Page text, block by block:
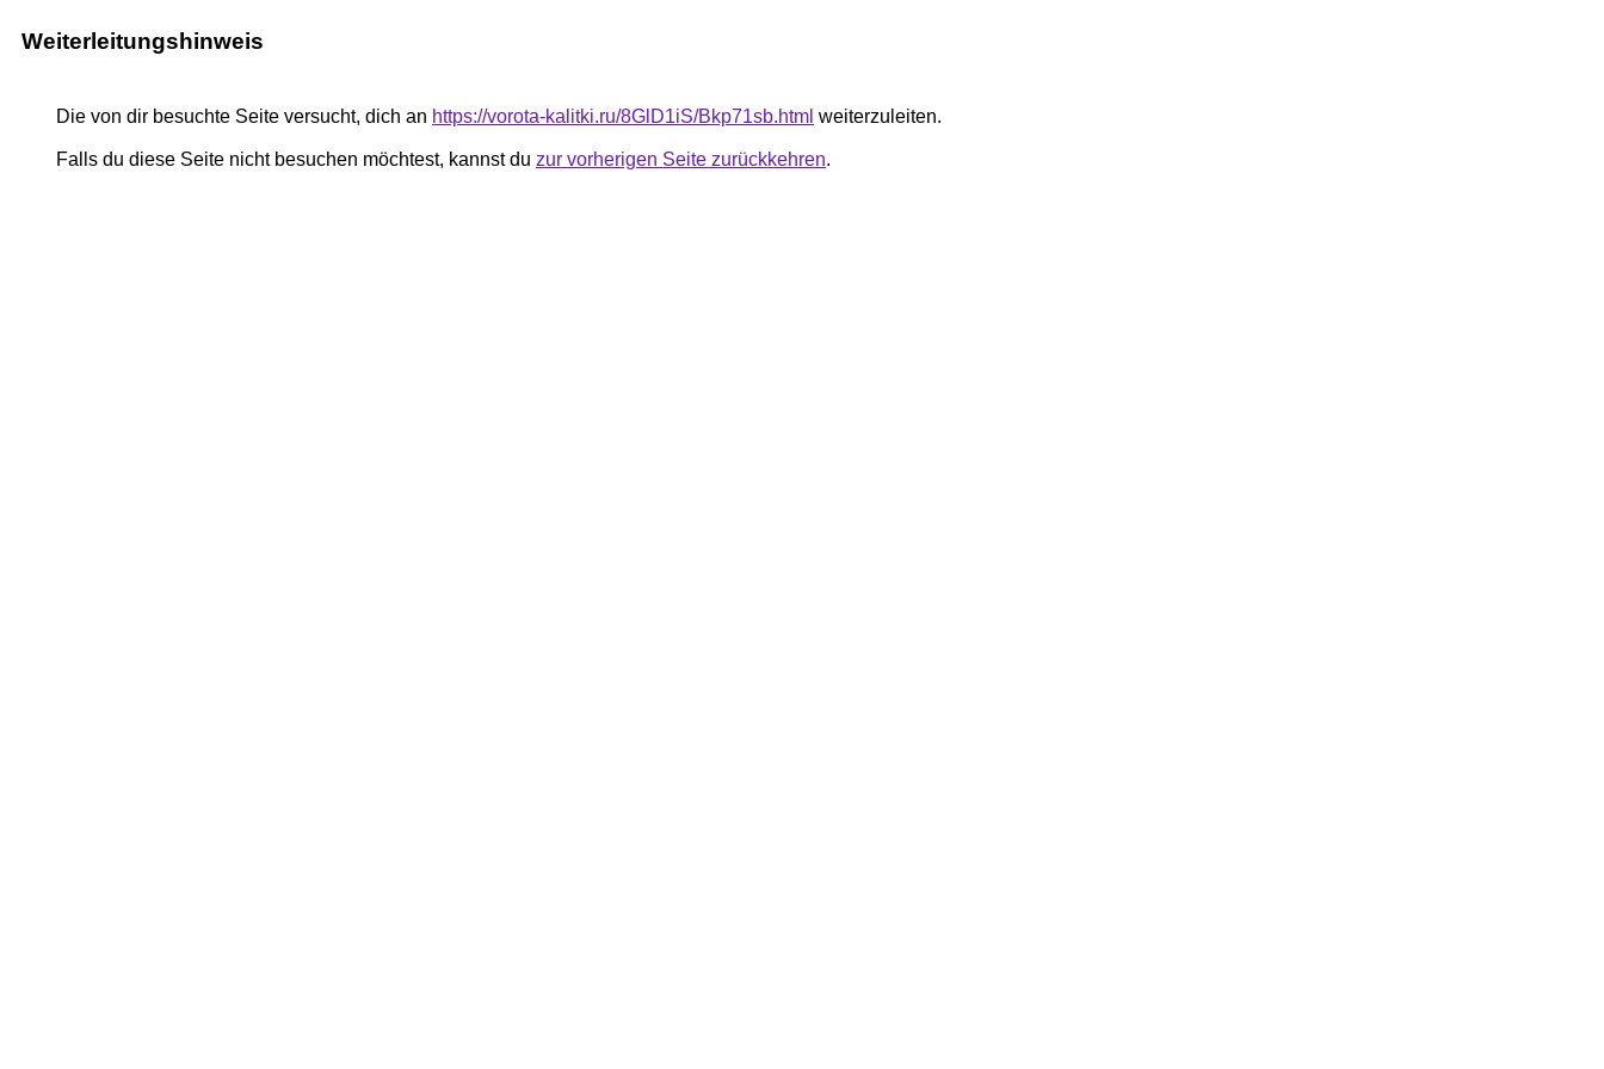
Weiterleitungshinweis
Die von dir besuchte Seite versucht, dich an https://vorota-kalitki.ru/8GlD1iS/Bkp71sb.html weiterzuleiten.
Falls du diese Seite nicht besuchen möchtest, kannst du zur vorherigen Seite zurückkehren.